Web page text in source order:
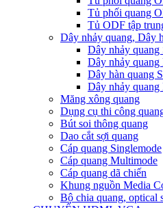
Tủ phối quang
Tủ ODF tập
Dây nhảy quang, Dây
Dây nhảy
Dây nhảy
Dây hàn quang
Dây nhảy
Măng xông quang
Dụng cụ thi công
Bút soi thông quang
Dao cắt sợi quang
Cáp quang Singlemode
Cáp quang Multimode
Cáp quang dã chiến
Khung nguồn Media
Bộ chia quang, optical